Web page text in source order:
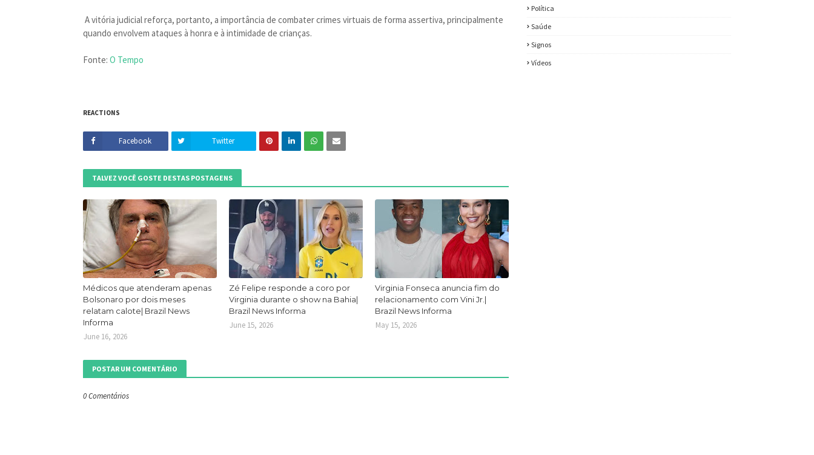
A vitória judicial reforça, portanto, a importância de combater crimes virtuais de forma assertiva, principalmente
quando envolvem ataques à honra e à intimidade de crianças.
Fonte: O Tempo
REACTIONS
Facebook Twitter
TALVEZ VOCÊ GOSTE DESTAS POSTAGENS
Médicos que atenderam apenas
Bolsonaro por dois meses
relatam calote| Brazil News
Informa
June 16, 2026
Zé Felipe responde a coro por
Virginia durante o show na Bahia|
Brazil News Informa
June 15, 2026
Virginia Fonseca anuncia fim do
relacionamento com Vini Jr.|
Brazil News Informa
May 15, 2026
POSTAR UM COMENTÁRIO
0 Comentários
Política
Saúde
Signos
Vídeos